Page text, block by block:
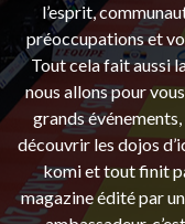
l’esprit,
préoccupations et
Tout cela fait aussi
nous allons pour
grands
découvrir les dojos
komi et tout finit
magazine édité par